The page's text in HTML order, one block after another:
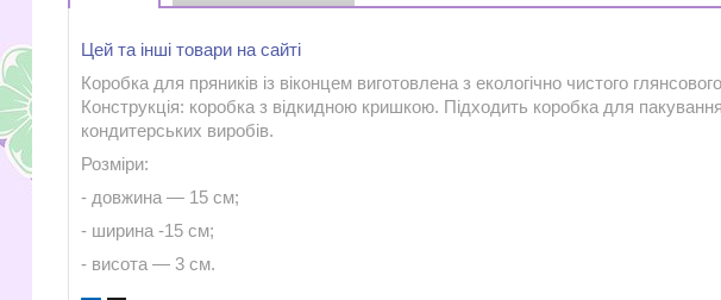
Цей та інші товари на сайті
Коробка для пряників із віконцем виготовлена з екологічно чистого
Конструкція: коробка з відкидною кришкою. Підходить коробка для
кондитерських виробів.
Розміри:
- довжина — 15 см;
- ширина -15 см;
- висота — 3 см.